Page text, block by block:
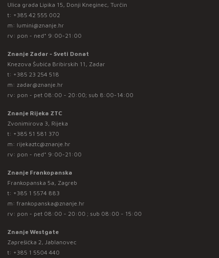
Ulica grada Lipika 15, Donji Kneginec, Turčin
t: +385 42 555 002
m: lumini@znanje.hr
rv: pon - ned* 9:00-21:00
Znanje Zadar - Sveti Donat
Knezova Šubića Bribirskih 11, Zadar
t: +385 23 254 518
m: zadar@znanje.hr
rv: pon - pet 08:00 - 20:00; sub 8:00-14:00
Znanje Rijeka ZTC
Zvonimirova 3, Rijeka
t: +385 51 581 370
m: rijekaztc@znanje.hr
rv: pon - ned* 9:00-21:00
Znanje Frankopanska
Frankopanska 5a, Zagreb
t: +385 1 5574 883
m: frankopanska@znanje.hr
rv: pon - pet 08:00 - 20:00 ; sub 08:00 - 15:00
Znanje Westgate
Zaprešićka 2, Jablanovec
t: +385 1 5504 440